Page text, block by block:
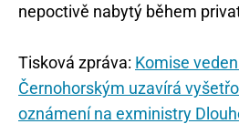
nepoctivě nabytý během
Tisková zpráva: Komise
Černohorským uzavírá
oznámení na exministry